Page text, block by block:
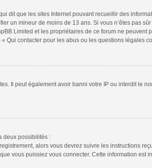
dit que les sites Internet pouvant recueillir des
un mineur de moins de 13 ans. Si vous n’êtes pas
Limited et les propriétaires de ce forum ne
Qui contacter pour les abus ou les questions légales
Il peut également avoir banni votre IP ou interdit le
deux possibilités :
alors vous devrez suivre les instructions
vous puissiez vous connecter. Cette information est